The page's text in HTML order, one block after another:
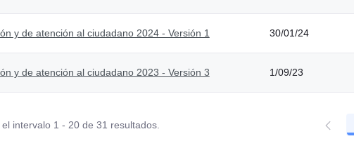
y de atención al ciudadano 2024 - Versión 1 30/01/24
y de atención al ciudadano 2023 - Versión 3 1/09/23
intervalo 1 - 20 de 31 resultados.